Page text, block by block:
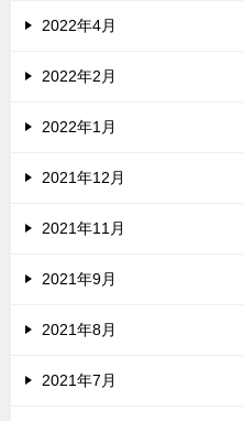
2022年4月
2022年2月
2022年1月
2021年12月
2021年11月
2021年9月
2021年8月
2021年7月